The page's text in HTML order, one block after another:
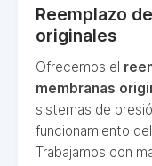
Reemplazo
originales
Ofrecemos el
membranas
sistemas de
funcionamiento
Trabajamos con